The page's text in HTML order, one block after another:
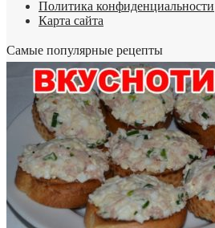
Политика конфиденциальности
Карта сайта
Самые популярные рецепты